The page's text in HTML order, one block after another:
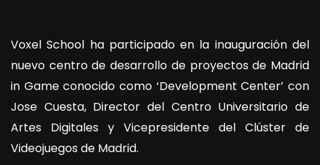
Voxel School ha participado en la inauguración del
nuevo centro de desarrollo de proyectos de Madrid
in Game conocido como ‘Development Center’ con
Jose Cuesta, Director del Centro Universitario de
Artes Digitales y Vicepresidente del Clúster de
Videojuegos de Madrid.